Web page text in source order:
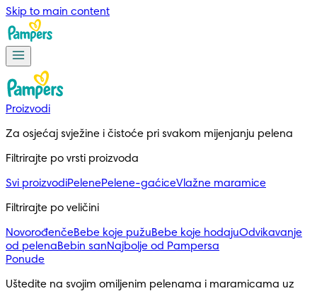
Skip to main content
Proizvodi
Za osjećaj svježine i čistoće pri svakom mijenjanju pelena
Filtrirajte po vrsti proizvoda
Svi proizvodiPelenePelene-gaćiceVlažne maramice
Filtrirajte po veličini
NovorođenčeBebe koje pužuBebe koje hodajuOdvikavanje
od pelenaBebin sanNajbolje od Pampersa
Ponude
Uštedite na svojim omiljenim pelenama i maramicama uz